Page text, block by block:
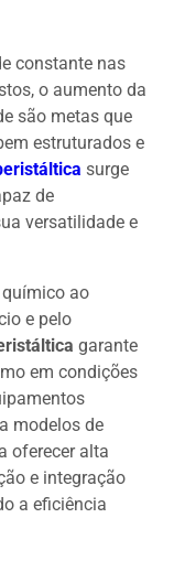
constante nas
o aumento da
são metas que
estruturados e
surge
de
versatilidade e
ao
e pelo
garante
em condições
modelos de
oferecer alta
e integração
a eficiência